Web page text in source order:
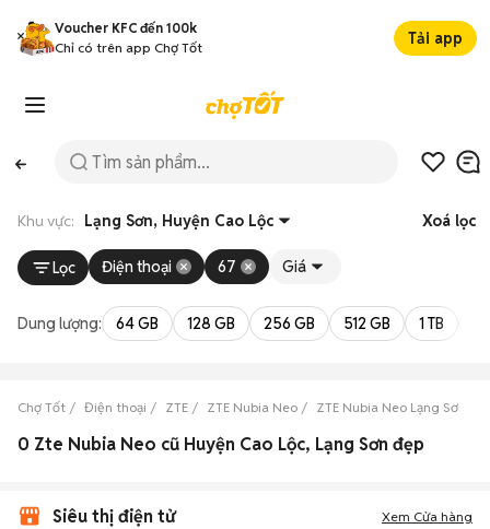
Voucher KFC đến 100k
Chỉ có trên app Chợ Tốt
Tải app
Khu vực: Lạng Sơn, Huyện Cao Lộc Xoá lọc
Lọc Điện thoại 67 Giá
Dung lượng: 64 GB 128 GB 256 GB 512 GB 1 TB
Chợ Tốt Điện thoại ZTE ZTE Nubia Neo ZTE Nubia Neo Lạng Sơn
0 Zte Nubia Neo cũ Huyện Cao Lộc, Lạng Sơn đẹp
Siêu thị điện tử Xem Cửa hàng